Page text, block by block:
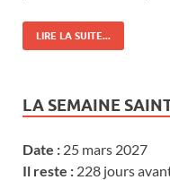
LIRE LA SUITE...
LA SEMAINE
Date : 25 mars 2027
Il reste : 228 jours